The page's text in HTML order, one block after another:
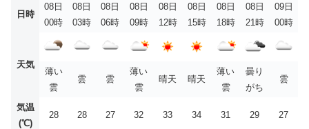
日時
08日
00時
08日
03時
08日
06時
08日
09時
08日
12時
08日
15時
08日
18時
08日
21時
09日
00時
天気
薄い
雲
雲 雲
薄い
雲
晴天 晴天
薄い
雲
曇り
がち
雲
気温
(℃)
28 28 27 32 33 34 31 29 27